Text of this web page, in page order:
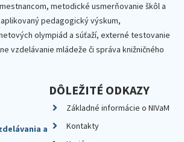
metodické usmerňovanie škôl a
pedagogický výskum,
olympiád a súťaží, externé testovanie
vzdelávanie mládeže či správa knižničného
a
DÔLEŽITÉ ODKAZY
Základné informácie o NIVaM
Kontakty